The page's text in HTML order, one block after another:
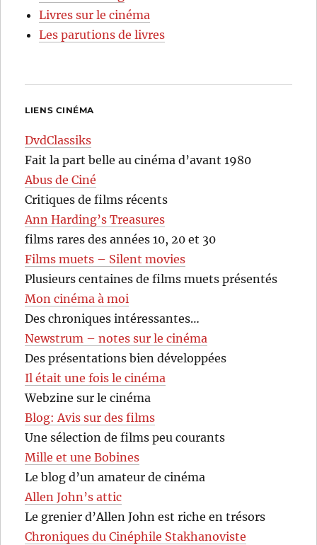
Livres sur le cinéma
Les parutions de livres
LIENS CINÉMA
DvdClassiks
Fait la part belle au cinéma d’avant 1980
Abus de Ciné
Critiques de films récents
Ann Harding’s Treasures
films rares des années 10, 20 et 30
Films muets – Silent movies
Plusieurs centaines de films muets présentés
Mon cinéma à moi
Des chroniques intéressantes…
Newstrum – notes sur le cinéma
Des présentations bien développées
Il était une fois le cinéma
Webzine sur le cinéma
Blog: Avis sur des films
Une sélection de films peu courants
Mille et une Bobines
Le blog d’un amateur de cinéma
Allen John’s attic
Le grenier d’Allen John est riche en trésors
Chroniques du Cinéphile Stakhanoviste